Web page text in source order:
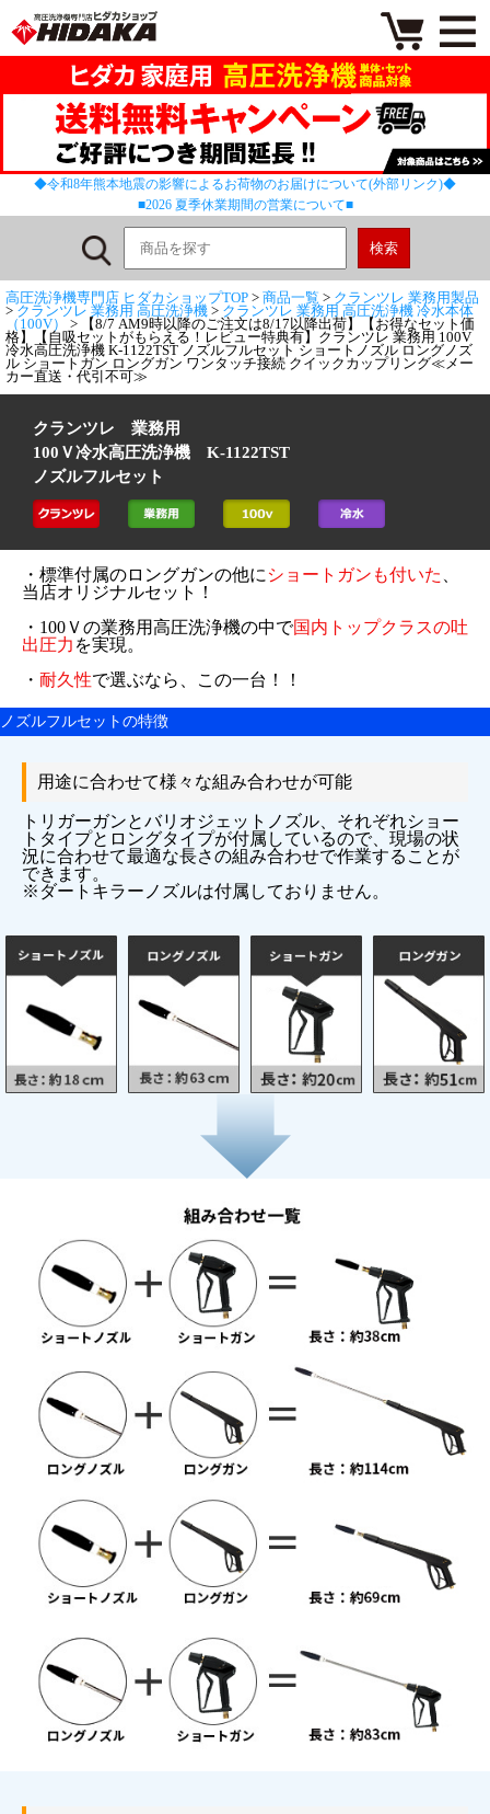
◆令和8年熊本地震の影響によるお荷物のお届けについて(外部リンク)◆
■2026 夏季休業期間の営業について■
高圧洗浄機専門店 ヒダカショップTOP > 商品一覧 > クランツレ 業務用製品
> クランツレ 業務用 高圧洗浄機 > クランツレ 業務用 高圧洗浄機 冷水本体
（100V）
> 【8/7 AM9時以降のご注文は8/17以降出荷】【お得なセット価
格】【自吸セットがもらえる！レビュー特典有】クランツレ 業務用 100V
冷水高圧洗浄機 K-1122TST ノズルフルセット ショートノズル ロングノズ
ル ショートガン ロングガン ワンタッチ接続 クイックカップリング≪メー
カー直送・代引不可≫
クランツレ 業務用
100Ｖ冷水高圧洗浄機 K-1122TST
ノズルフルセット
・標準付属のロングガンの他にショートガンも付いた 、
当店オリジナルセット！
・100Ｖの業務用高圧洗浄機の中で国内トップクラスの吐
出圧力 を実現。
・ 耐久性で選ぶなら、この一台！！
ノズルフルセットの特徴
用途に合わせて様々な組み合わせが可能
トリガーガンとバリオジェットノズル、それぞれショー
トタイプとロングタイプが付属しているので、現場の状
況に合わせて最適な長さの組み合わせで作業することが
できます。
※ダートキラーノズルは付属しておりません。